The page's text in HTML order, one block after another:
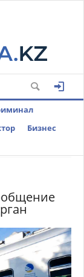
Бизнес